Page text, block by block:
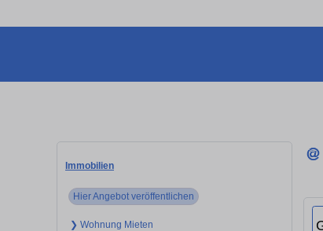
Immobilien
Hier Angebot veröffentlichen
❯ Wohnung Mieten